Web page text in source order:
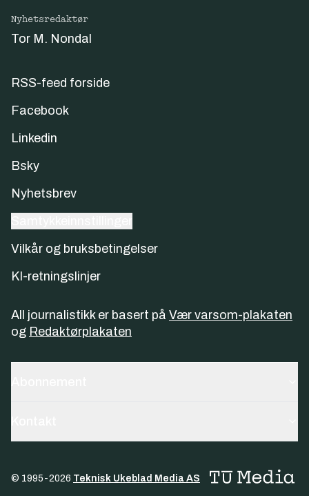
Nyhetsredaktør
Tor M. Nondal
RSS-feed forside
Facebook
Linkedin
Bsky
Nyhetsbrev
Vilkår og bruksbetingelser
KI-retningslinjer
All journalistikk er basert på Vær varsom-plakaten
og Redaktørplakaten
© 1995-2026 Teknisk Ukeblad Media AS